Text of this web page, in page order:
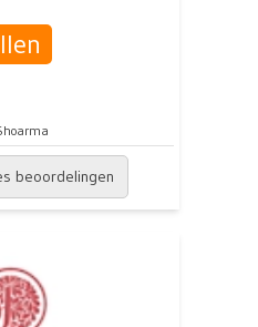
beoordelingen